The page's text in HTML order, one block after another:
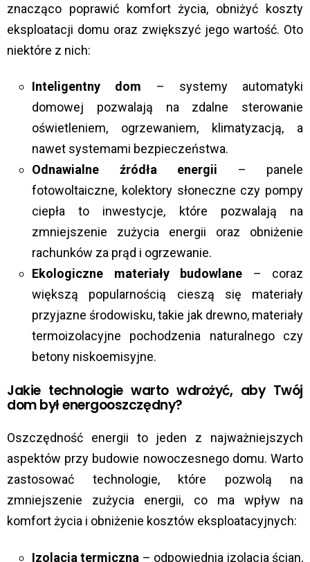
znacząco poprawić komfort życia, obniżyć koszty
eksploatacji domu oraz zwiększyć jego wartość. Oto
niektóre z nich:
Inteligentny dom – systemy automatyki
domowej pozwalają na zdalne sterowanie
oświetleniem, ogrzewaniem, klimatyzacją, a
nawet systemami bezpieczeństwa.
Odnawialne źródła energii – panele
fotowoltaiczne, kolektory słoneczne czy pompy
ciepła to inwestycje, które pozwalają na
zmniejszenie zużycia energii oraz obniżenie
rachunków za prąd i ogrzewanie.
Ekologiczne materiały budowlane – coraz
większą popularnością cieszą się materiały
przyjazne środowisku, takie jak drewno, materiały
termoizolacyjne pochodzenia naturalnego czy
betony niskoemisyjne.
Jakie technologie warto wdrożyć, aby Twój
dom był energooszczędny?
Oszczędność energii to jeden z najważniejszych
aspektów przy budowie nowoczesnego domu. Warto
zastosować technologie, które pozwolą na
zmniejszenie zużycia energii, co ma wpływ na
komfort życia i obniżenie kosztów eksploatacyjnych:
Izolacja termiczna – odpowiednia izolacja ścian,